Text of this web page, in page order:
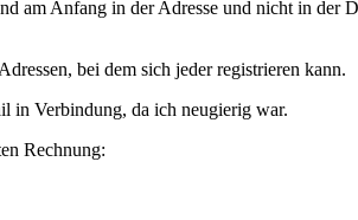
am Anfang in der Adresse und nicht in der
bei dem sich jeder registrieren kann.
in Verbindung, da ich neugierig war.
Rechnung: